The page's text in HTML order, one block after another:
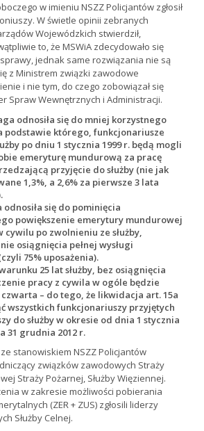
w imieniu NSZZ Policjantów zgłosił
W świetle opinii zebranych
Wojewódzkich stwierdził,
to, że MSWiA zdecydowało się
jednak same rozwiązania nie są
z Ministrem związki zawodowe
i nie tym, do czego zobowiązał się
Spraw Wewnętrznych i Administracji.
odnosiła się do mniej korzystnego
podstawie którego, funkcjonariusze
po dniu 1 stycznia 1999 r. będą mogli
emeryturę mundurową za pracę
przyjęcie do służby (nie jak
1,3%, a 2,6% za pierwsze 3 lata
się do pominięcia
powiększenie emerytury mundurowej
cywilu po zwolnieniu ze służby,
osiągnięcia pełnej wysługi
75% uposażenia).
25 lat służby, bez osiągnięcia
pracy z cywila w ogóle będzie
– do tego, że likwidacja art. 15a
wszystkich funkcjonariuszy przyjętych
do służby w okresie od dnia 1 stycznia
31 grudnia 2012 r.
stanowiskiem NSZZ Policjantów
związków zawodowych Straży
Straży Pożarnej, Służby Więziennej.
w zakresie możliwości pobierania
(ZER + ZUS) zgłosili liderzy
Służby Celnej.